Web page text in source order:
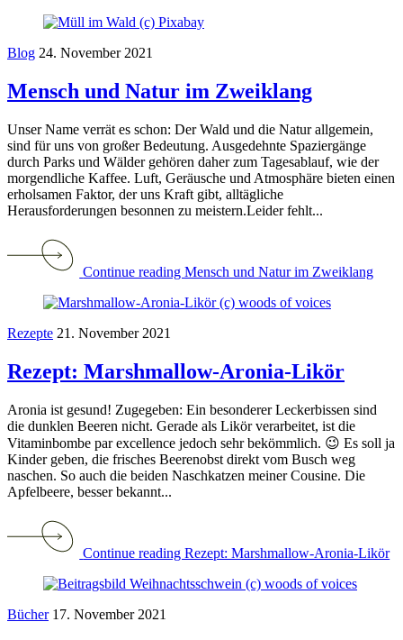
Blog 24. November 2021
Mensch und Natur im Zweiklang
Unser Name verrät es schon: Der Wald und die Natur allgemein,
sind für uns von großer Bedeutung. Ausgedehnte Spaziergänge
durch Parks und Wälder gehören daher zum Tagesablauf, wie der
morgendliche Kaffee. Luft, Geräusche und Atmosphäre bieten einen
erholsamen Faktor, der uns Kraft gibt, alltägliche
Herausforderungen besonnen zu meistern.Leider fehlt...
Continue reading Mensch und Natur im Zweiklang
Rezepte 21. November 2021
Rezept: Marshmallow-Aronia-Likör
Aronia ist gesund! Zugegeben: Ein besonderer Leckerbissen sind
die dunklen Beeren nicht. Gerade als Likör verarbeitet, ist die
Vitaminbombe par excellence jedoch sehr bekömmlich. 😉 Es soll ja
Kinder geben, die frisches Beerenobst direkt vom Busch weg
naschen. So auch die beiden Naschkatzen meiner Cousine. Die
Apfelbeere, besser bekannt...
Continue reading Rezept: Marshmallow-Aronia-Likör
Bücher 17. November 2021